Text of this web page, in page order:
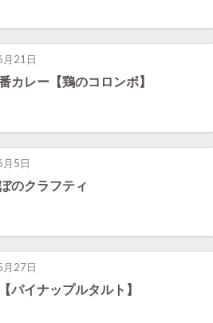
21日
カレー【鶏のコロンボ】
5日
のクラフティ
27日
パイナップルタルト】